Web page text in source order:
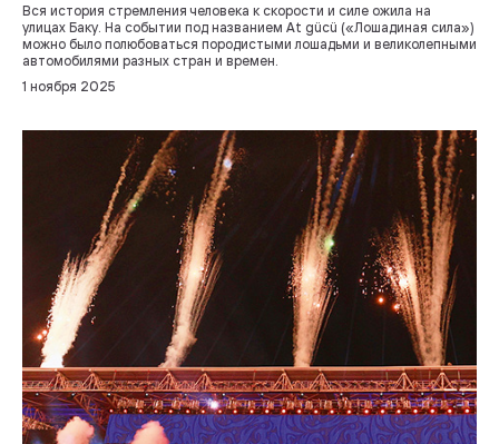
Вся история стремления человека к скорости и силе ожила на
улицах Баку. На событии под названием At gücü («Лошадиная сила»)
можно было полюбоваться породистыми лошадьми и великолепными
автомобилями разных стран и времен.
1 ноября 2025